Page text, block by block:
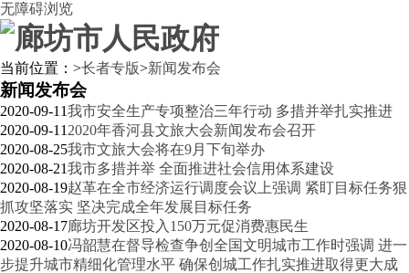
无障碍浏览
当前位置： >长者专版>新闻发布会
新闻发布会
2020-09-11我市安全生产专项整治三年行动 多措并举扎实推进
2020-09-11 2020年香河县文旅大会新闻发布会召开
2020-08-25我市文旅大会将在9月下旬举办
2020-08-21我市多措并举 全面推进社会信用体系建设
2020-08-19赵革在全市经济运行调度会议上强调 紧盯目标任务狠
抓攻坚落实 坚决完成全年发展目标任务
2020-08-17廊坊开发区投入150万元促消费惠民生
2020-08-10冯韶慧在督导检查争创全国文明城市工作时强调 进一
步提升城市精细化管理水平 确保创城工作扎实推进取得更大成